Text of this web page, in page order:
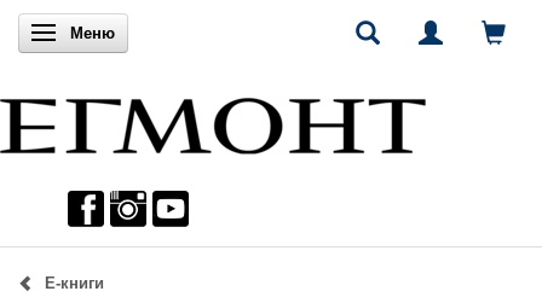
Включи навигацията
Меню
Е-книги